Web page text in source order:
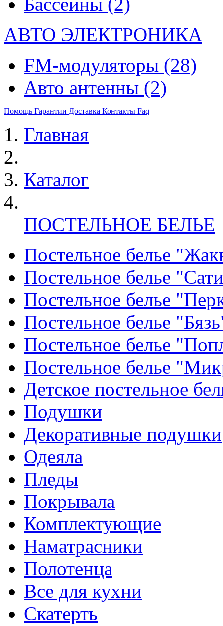
АВТО ЭЛЕКТРОНИКА
FM-модуляторы (28)
Авто антенны (2)
Помощь Гарантии Доставка Контакты Faq
Главная
Каталог
ПОСТЕЛЬНОЕ БЕЛЬЕ
Постельное белье
Постельное белье
Постельное белье
Постельное белье
Постельное белье
Постельное белье
Детское постельное
Подушки
Декоративные подушки
Одеяла
Пледы
Покрывала
Комплектующие
Наматрасники
Полотенца
Все для кухни
Скатерть